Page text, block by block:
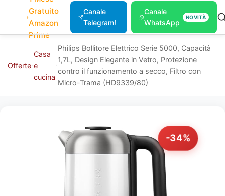
Gratuito
Amazon
Prime
Canale
Telegram!
Canale
WhatsApp
NOVITÀ
Offerte
Casa
e
cucina
Philips Bollitore Elettrico Serie 5000, Capacità
1,7L, Design Elegante in Vetro, Protezione
contro il funzionamento a secco, Filtro con
Micro-Trama (HD9339/80)
-34%